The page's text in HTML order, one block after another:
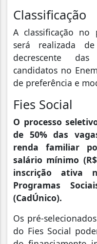
Classificação
A classificação no
será realizada
decrescente
candidatos no
de preferência e
Fies Social
O processo
de 50% das
renda familiar
salário mínimo
inscrição ativa
Programas
(CadÚnico).
Os pré-
do Fies Social